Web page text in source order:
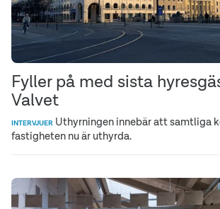
Fyller på med sista
Valvet
INTERVJUER Uthyrningen innebär att samtliga
fastigheten nu är uthyrda.